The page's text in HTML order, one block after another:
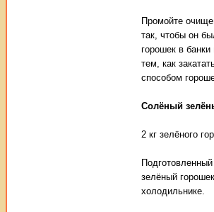
Промойте
так, чтобы он
горошек в
тем, как
способом
Солёный
2 кг зелёного
зелёный
холодильнике.